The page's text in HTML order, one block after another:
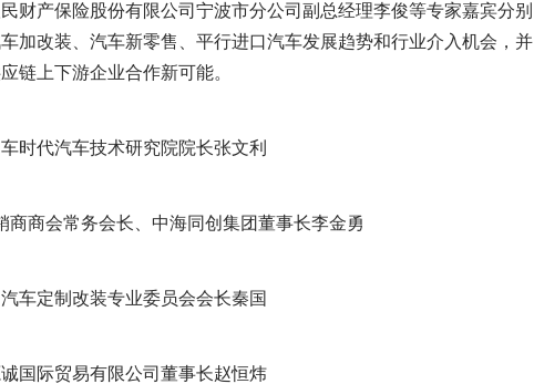
财产保险股份有限公司宁波市分公司副总经理李俊等专家嘉宾分别
加改装、汽车新零售、平行进口汽车发展趋势和行业介入机会，并
链上下游企业合作新可能。
时代汽车技术研究院院长张文利
商商会常务会长、中海同创集团董事长李金勇
定制改装专业委员会会长秦国
国际贸易有限公司董事长赵恒炜